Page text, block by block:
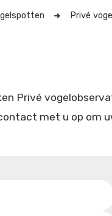
Privé
Privé
met u op om